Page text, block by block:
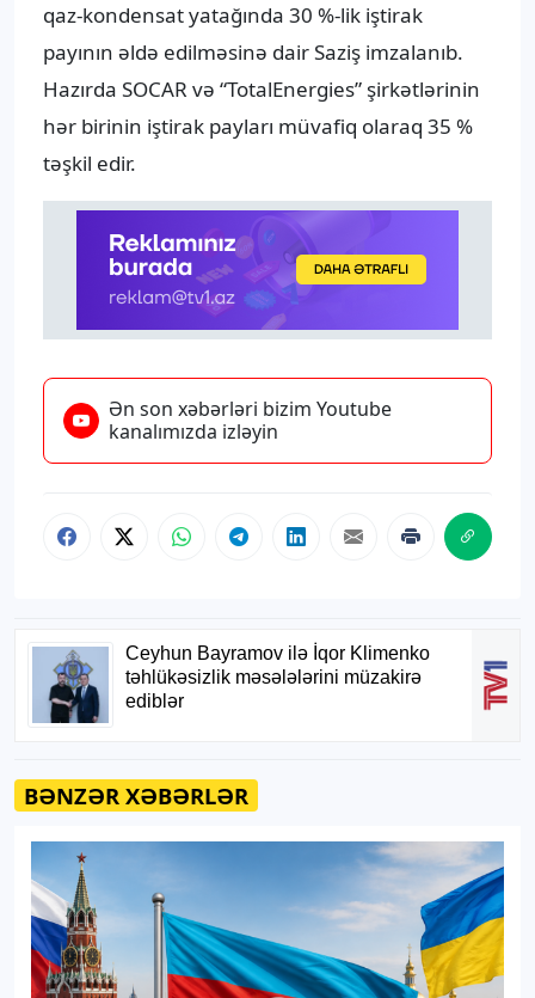
qaz-kondensat yatağında 30 %-lik iştirak
payının əldə edilməsinə dair Saziş imzalanıb.
Hazırda SOCAR və “TotalEnergies” şirkətlərinin
hər birinin iştirak payları müvafiq olaraq 35 %
təşkil edir.
Ən son xəbərləri bizim Youtube
kanalımızda izləyin
BƏNZƏR XƏBƏRLƏR